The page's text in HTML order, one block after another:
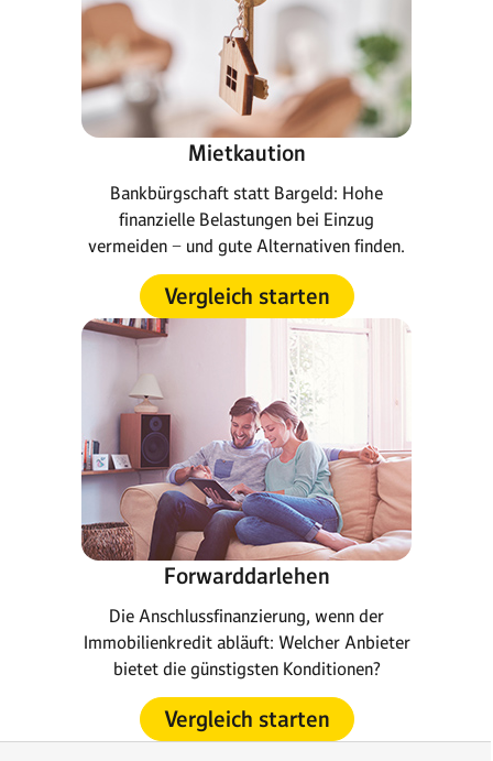
Mietkaution
Bankbürgschaft statt Bargeld: Hohe
finanzielle Belastungen bei Einzug
vermeiden − und gute Alternativen finden.
Vergleich starten
Forwarddarlehen
Die Anschlussfinanzierung, wenn der
Immobilienkredit abläuft: Welcher Anbieter
bietet die günstigsten Konditionen?
Vergleich starten